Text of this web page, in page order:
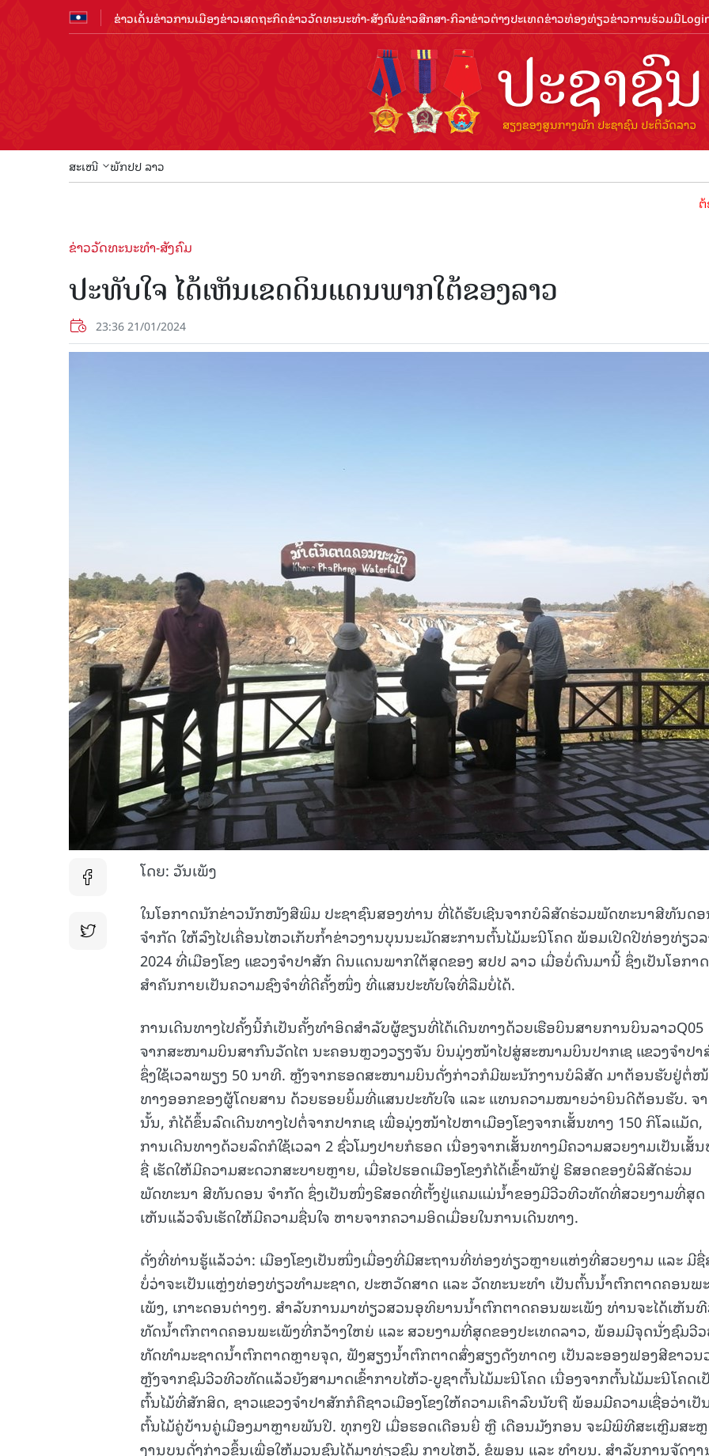
ຂ່າວເດັ່ນຂ່າວການເມືອງຂ່າວເສດຖະກິດຂ່າວວັດທະນະທຳ-ສັງຄົມຂ່າວສືກສາ-ກິລາຂ່າວຕ່າງປະເທດຂ່າວທ່ອງທ່ຽວຂ່າວການຮ່ວມມື
ສະເໜີ ພັກປປ ລາວ
ຕ້ອນຮັບ
ຂ່າວວັດທະນະທຳ-ສັງຄົມ
ປະທັບໃຈ ໄດ້ເຫັນເຂດດິນແດນພາກໃຕ້ຂອງລາວ
23:36 21/01/2024
ໂດຍ: ວັນເພັງ
ໃນໂອກາດນັກຂ່າວນັກໜັງສືພິມ ປະຊາຊົນສອງທ່ານ ທີ່ໄດ້ຮັບເຊີນຈາກບໍລິສັດຮ່ວມພັດທະນາສີທັນດ
ຈຳກັດ ໃຫ້ລົງໄປເຄື່ອນໄຫວເກັບກໍ້າຂ່າວງານບຸນນະມັດສະການຕົ້ນໄມ້ມະນີໂຄດ ພ້ອມເປີດປີທ່ອງທ່ຽວ
2024 ທີ່ເມືອງໂຂງ ແຂວງຈຳປາສັກ ດິນແດນພາກໃຕ້ສຸດຂອງ ສປປ ລາວ ເມື່ອບໍ່ດົນມານີ້ ຊຶ່ງເປັນໂອກາດ
ສຳຄັນກາຍເປັນຄວາມຊົງຈຳທີ່ດີຄັ້ງໜຶ່ງ ທີ່ແສນປະທັບໃຈທີ່ລືມບໍ່ໄດ້.
ການເດີນທາງໄປຄັ້ງນີ້ກໍເປັນຄັ້ງທຳອິດສຳລັບຜູ້ຂຽນທີ່ໄດ້ເດີນທາງດ້ວຍເຮືອບິນສາຍການບິນລາວQ05
ຈາກສະໜາມບິນສາກົນວັດໄຕ ນະຄອນຫຼວງວຽງຈັນ ບິນມຸ່ງໜ້າໄປສູ່ສະໜາມບິນປາກເຊ ແຂວງຈຳປ
ຊຶ່ງໃຊ້ເວລາພຽງ 50 ນາທີ. ຫຼັງຈາກຮອດສະໜາມບິນດັ່ງກ່າວກໍມີພະນັກງານບໍລິສັດ ມາຕ້ອນຮັບຢູ່ຕໍ່
ທາງອອກຂອງຜູ້ໂດຍສານ ດ້ວຍຮອຍຍິ້ມທີ່ແສນປະທັບໃຈ ແລະ ແທນຄວາມໝາຍວ່າຍິນດີຕ້ອນຮັບ. ຈ
ນັ້ນ, ກໍໄດ້ຂຶ້ນລົດເດີນທາງໄປຕໍ່ຈາກປາກເຊ ເພື່ອມຸ່ງໜ້າໄປຫາເມືອງໂຂງຈາກເສັ້ນທາງ 150 ກິໂລແມັດ,
ການເດີນທາງດ້ວຍລົດກໍໃຊ້ເວລາ 2 ຊົ່ວໂມງປາຍກໍຮອດ ເນື່ອງຈາກເສັ້ນທາງມີຄວາມສວຍງາມເປັນເສັ້
ຊື່ ເຮັດໃຫ້ມີຄວາມສະດວກສະບາຍຫຼາຍ, ເມື່ອໄປຮອດເມືອງໂຂງກໍໄດ້ເຂົ້າພັກຢູ່ ຣີສອດຂອງບໍລິສັດຮ່ວມ
ພັດທະນາ ສີທັນດອນ ຈຳກັດ ຊຶ່ງເປັນໜຶ່ງຣີສອດທີ່ຕັ້ງຢູ່ແຄມແມ່ນໍ້າຂອງມີວີວທີວທັດທີ່ສວຍງາມທີ່ສຸດ
ເຫັນແລ້ວຈົນເຮັດໃຫ້ມີຄວາມຊື່ນໃຈ ຫາຍຈາກຄວາມອິດເມື່ອຍໃນການເດີນທາງ.
ດັ່ງທີ່ທ່ານຮູ້ແລ້ວວ່າ: ເມືອງໂຂງເປັນໜຶ່ງເມື່ອງທີ່ມີສະຖານທີ່ທ່ອງທ່ຽວຫຼາຍແຫ່ງທີ່ສວຍງາມ ແລະ ມີຊື່
ບໍ່ວ່າຈະເປັນແຫຼ່ງທ່ອງທ່ຽວທຳມະຊາດ, ປະຫວັດສາດ ແລະ ວັດທະນະທຳ ເປັນຕົ້ນນໍ້າຕົກຕາດຄອນພະ
ເພັງ, ເກາະດອນຕ່າງໆ. ສຳລັບການມາທ່ຽວສວນອຸທິຍານນໍ້າຕົກຕາດຄອນພະເພັງ ທ່ານຈະໄດ້ເຫັນ
ທັດນໍ້າຕົກຕາດຄອນພະເພັງທີ່ກວ້າງໃຫຍ່ ແລະ ສວຍງາມທີ່ສຸດຂອງປະເທດລາວ, ພ້ອມມີຈຸດນັ່ງຊົມວີ
ທັດທຳມະຊາດນໍ້າຕົກຕາດຫຼາຍຈຸດ, ຟັງສຽງນໍ້າຕົກຕາດສົ່ງສຽງດັງທາດໆ ເປັນລະອອງຟອງສີຂາວນ
ຫຼັງຈາກຊົມວີວທີວທັດແລ້ວຍັງສາມາດເຂົ້າກາບໄຫ້ວ-ບູຊາຕົ້ນໄມ້ມະນີໂຄດ ເນື່ອງຈາກຕົ້ນໄມ້ມະນີໂຄດເ
ຕົ້ນໄມ້ທີ່ສັກສິດ, ຊາວແຂວງຈໍາປາສັກກໍຄືຊາວເມືອງໂຂງໃຫ້ຄວາມເຄົາລົບນັບຖື ພ້ອມມີຄວາມເຊື່ອວ່າເປັ
ຕົ້ນໄມ້ຄູ່ບ້ານຄູ່ເມືອງມາຫຼາຍພັນປີ. ທຸກໆປີ ເມື່ອຮອດເດືອນຍີ່ ຫຼື ເດືອນມັງກອນ ຈະມີພິທີສະເຫຼີມສະ
ງານບຸນດັ່ງກ່າວຂຶ້ນເພື່ອໃຫ້ມວນຊົນໄດ້ມາທ່ຽວຊົມ ກາບໄຫວ້, ຂໍພອນ ແລະ ທຳບຸນ. ສໍາລັບການຈັດງ
15.040(07-08-